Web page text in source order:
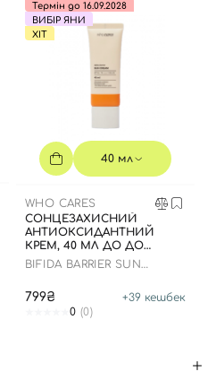
Термін до 16.09.2028
ВИБІР ЯНИ
ХІТ
40 мл
WHO CARES
СОНЦЕЗАХИСНИЙ
АНТИОКСИДАНТНИЙ
КРЕМ, 40 МЛ ДО ДО
16.09.2028 РОКУ
BIFIDA BARRIER SUN
799₴ +39 кешбек
0 (0)